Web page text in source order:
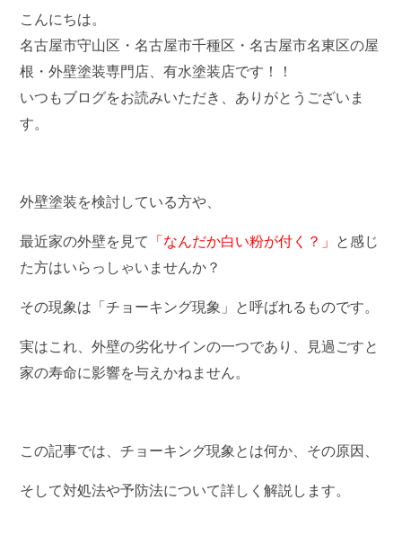
こんにちは。
名古屋市守山区・名古屋市千種区・名古屋市名東区の屋
根・外壁塗装専門店、有水塗装店です！！
いつもブログをお読みいただき、ありがとうございま
す。
外壁塗装を検討している方や、
最近家の外壁を見て 「なんだか白い粉が付く？」 と感じ
た方はいらっしゃいませんか？
その現象は「チョーキング現象」と呼ばれるものです。
実はこれ、外壁の劣化サインの一つであり、見過ごすと
家の寿命に影響を与えかねません。
この記事では、チョーキング現象とは何か、その原因、
そして対処法や予防法について詳しく解説します。